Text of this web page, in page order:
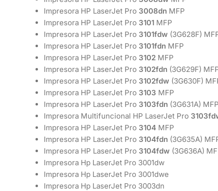
Impresora HP LaserJet Pro 3008dn MFP
Impresora HP LaserJet Pro 3101 MFP
Impresora HP LaserJet Pro 3101fdw (3G628F)
Impresora HP LaserJet Pro 3101fdn MFP
Impresora HP LaserJet Pro 3102 MFP
Impresora HP LaserJet Pro 3102fdn (3G629F)
Impresora HP LaserJet Pro 3102fdw (3G630F)
Impresora HP LaserJet Pro 3103 MFP
Impresora HP LaserJet Pro 3103fdn (3G631A)
Impresora Multifuncional HP LaserJet Pro
Impresora HP LaserJet Pro 3104 MFP
Impresora HP LaserJet Pro 3104fdn (3G635A)
Impresora HP LaserJet Pro 3104fdw (3G636A)
Impresora Hp LaserJet Pro 3001dw
Impresora Hp LaserJet Pro 3001dwe
Impresora Hp LaserJet Pro 3003dn